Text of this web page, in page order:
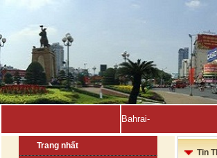
Bahrain, Kuwait tuyên
Trang nhất
Tin